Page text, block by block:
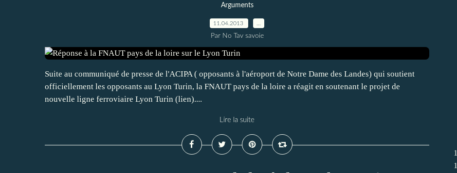
Arguments
11.04.2013
Par No Tav savoie
Suite au communiqué de presse de l'ACIPA ( opposants à l'aéroport de Notre Dame des Landes) qui soutient
officiellement les opposants au Lyon Turin, la FNAUT pays de la loire a réagit en soutenant le projet de
nouvelle ligne ferroviaire Lyon Turin (lien)....
Lire la suite